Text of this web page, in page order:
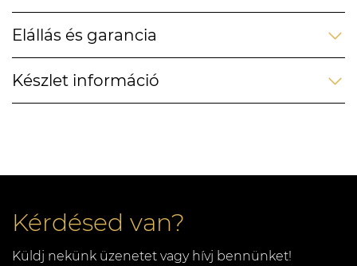
Elállás és garancia
Készlet információ
Kérdésed van?
Küldj nekünk üzenetet vagy hívj bennünket!